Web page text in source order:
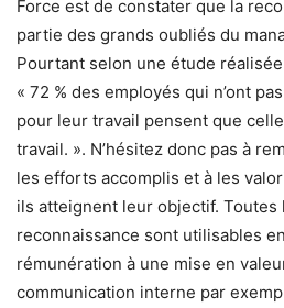
Force est de constater que la
partie des grands oubliés du
Pourtant selon une étude
« 72 % des employés qui n’ont
pour leur travail pensent que
travail. ». N’hésitez donc pas à
les efforts accomplis et à les
ils atteignent leur objectif. Toutes
reconnaissance sont utilisables
rémunération à une mise en
communication interne par